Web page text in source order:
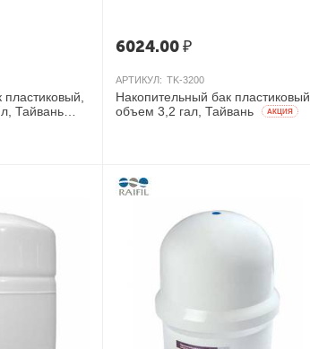
Тайвань
6024.00₽
АРТИКУЛ: TK-3200
Накопительный бак пластиковый,
объем 3,2 гал, Тайвань
AКЦИЯ